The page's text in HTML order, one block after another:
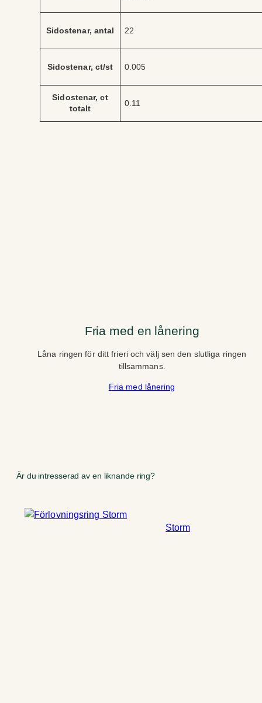
t
d
Sidostenar, antal 22
Sidostenar, ct/st 0.005
Sidostenar, ct
totalt
0.11
Fria med en lånering
Låna ringen för ditt frieri och välj sen den slutliga ringen
tillsammans.
Fria med lånering
Är du intresserad av en liknande ring?
Storm